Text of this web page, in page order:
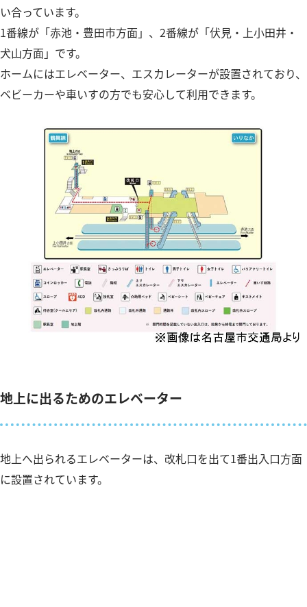
い合っています。
1番線が「赤池・豊田市方面」、2番線が「伏見・上小田井・
犬山方面」です。
ホームにはエレベーター、エスカレーターが設置されており、
ベビーカーや車いすの方でも安心して利用できます。
地上に出るためのエレベーター
地上へ出られるエレベーターは、改札口を出て1番出入口方面
に設置されています。